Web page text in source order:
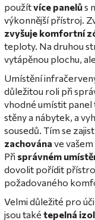
použítvíce panelůs
výkonnější přístroj.
zvyšuje komfortní
teploty. Na druhou
vytápěnou plochu,
Umístění
důležitou roli při
vhodné umístit
stěny a nábytek, a
sousedů. Tím se
zachována ve
Při správném
dovolit pořídit
požadovaného
Velmi důležité pro
jsou také tepelná